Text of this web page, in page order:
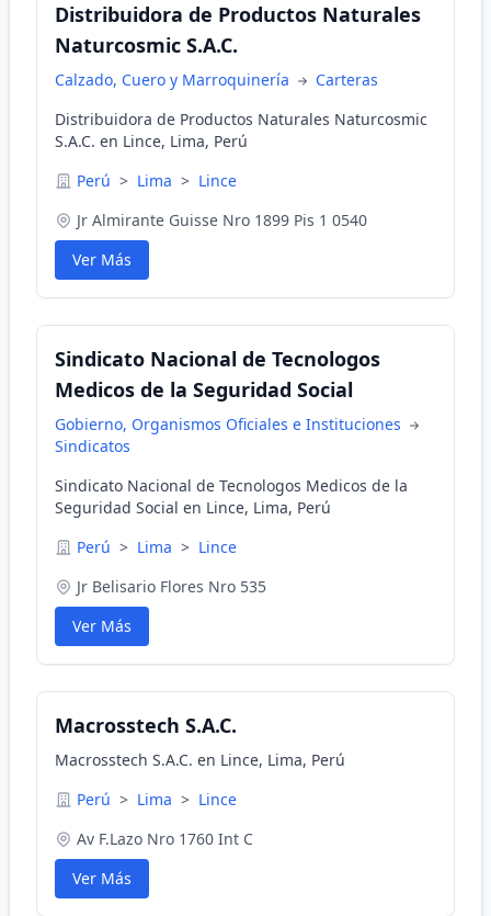
Distribuidora de Productos Naturales
Naturcosmic S.A.C.
Calzado, Cuero y Marroquinería
Carteras
Distribuidora de Productos Naturales Naturcosmic
S.A.C. en Lince, Lima, Perú
Perú > Lima > Lince
Jr Almirante Guisse Nro 1899 Pis 1 0540
Ver Más
Sindicato Nacional de Tecnologos
Medicos de la Seguridad Social
Gobierno, Organismos Oficiales e Instituciones
Sindicatos
Sindicato Nacional de Tecnologos Medicos de la
Seguridad Social en Lince, Lima, Perú
Perú > Lima > Lince
Jr Belisario Flores Nro 535
Ver Más
Macrosstech S.A.C.
Macrosstech S.A.C. en Lince, Lima, Perú
Perú > Lima > Lince
Av F.Lazo Nro 1760 Int C
Ver Más